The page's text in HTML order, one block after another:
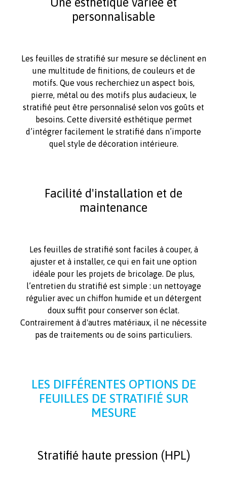
personnalisable
Les feuilles de stratifié sur mesure se déclinent en
une multitude de finitions, de couleurs et de
motifs. Que vous recherchiez un aspect bois,
pierre, métal ou des motifs plus audacieux, le
stratifié peut être personnalisé selon vos goûts et
besoins. Cette diversité esthétique permet
d’intégrer facilement le stratifié dans n’importe
quel style de décoration intérieure.
Facilité d'installation et de
maintenance
Les feuilles de stratifié sont faciles à couper, à
ajuster et à installer, ce qui en fait une option
idéale pour les projets de bricolage. De plus,
l’entretien du stratifié est simple : un nettoyage
régulier avec un chiffon humide et un détergent
doux suffit pour conserver son éclat.
Contrairement à d'autres matériaux, il ne nécessite
pas de traitements ou de soins particuliers.
LES DIFFÉRENTES OPTIONS DE
FEUILLES DE STRATIFIÉ SUR
MESURE
Stratifié haute pression (HPL)